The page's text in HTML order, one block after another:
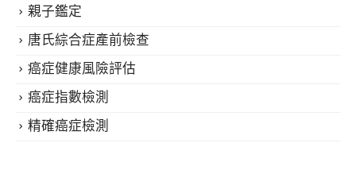
親子鑑定
唐氏綜合症產前檢查
癌症健康風險評估
癌症指數檢測
精確癌症檢測